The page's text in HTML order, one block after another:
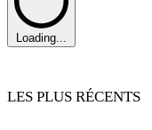
Loading...
LES PLUS RÉCENTS